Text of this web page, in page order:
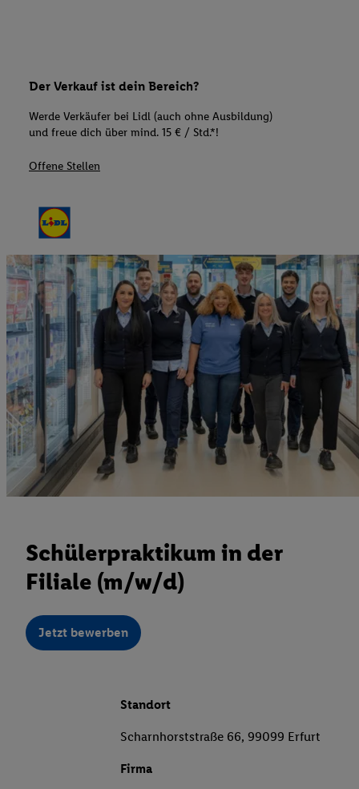
Der Verkauf ist dein Bereich?
Werde Verkäufer bei Lidl (auch ohne Ausbildung)
und freue dich über mind. 15 € / Std.*!
Offene Stellen
Schülerpraktikum in der
Filiale (m/w/d)
Jetzt bewerben
Standort
Scharnhorststraße 66, 99099 Erfurt
Firma